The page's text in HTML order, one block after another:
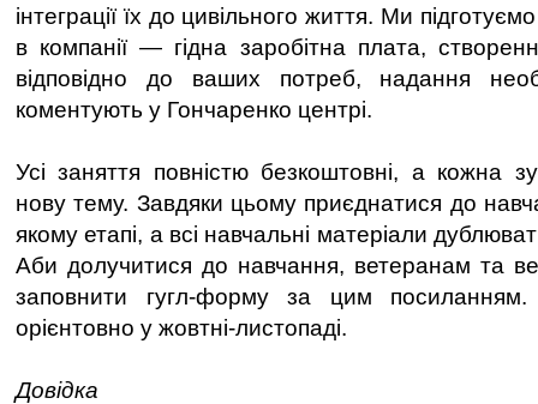
інтеграції їх до цивільного життя. Ми
в компанії — гідна заробітна плата,
відповідно до ваших потреб, надання
коментують у Гончаренко центрі.
Усі заняття повністю безкоштовні, а кожна
нову тему. Завдяки цьому приєднатися до
якому етапі, а всі навчальні матеріали
Аби долучитися до навчання, ветеранам та
заповнити гугл-форму за цим посиланням.
орієнтовно у жовтні-листопаді.
Довідка